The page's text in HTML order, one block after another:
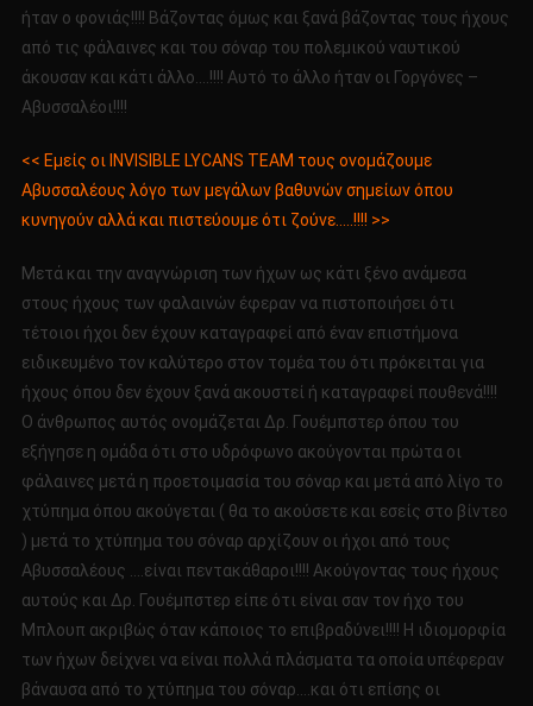
ήταν ο φονιάς!!!! Βάζοντας όμως και ξανά βάζοντας τους ήχους
από τις φάλαινες και του σόναρ του πολεμικού ναυτικού
άκουσαν και κάτι άλλο….!!!! Αυτό το άλλο ήταν οι Γοργόνες –
Αβυσσαλέοι!!!!
<< Εμείς οι ΙNVISIBLE LYCANS TEAM τους ονομάζουμε
Αβυσσαλέους λόγο των μεγάλων βαθυνών σημείων όπου
κυνηγούν αλλά και πιστεύουμε ότι ζούνε…..!!!! >>
Μετά και την αναγνώριση των ήχων ως κάτι ξένο ανάμεσα
στους ήχους των φαλαινών έφεραν να πιστοποιήσει ότι
τέτοιοι ήχοι δεν έχουν καταγραφεί από έναν επιστήμονα
ειδικευμένο τον καλύτερο στον τομέα του ότι πρόκειται για
ήχους όπου δεν έχουν ξανά ακουστεί ή καταγραφεί πουθενά!!!!
Ο άνθρωπος αυτός ονομάζεται Δρ. Γουέμπστερ όπου του
εξήγησε η ομάδα ότι στο υδρόφωνο ακούγονται πρώτα οι
φάλαινες μετά η προετοιμασία του σόναρ και μετά από λίγο το
χτύπημα όπου ακούγεται ( θα το ακούσετε και εσείς στο βίντεο
) μετά το χτύπημα του σόναρ αρχίζουν οι ήχοι από τους
Αβυσσαλέους ….είναι πεντακάθαροι!!!! Ακούγοντας τους ήχους
αυτούς και Δρ. Γουέμπστερ είπε ότι είναι σαν τον ήχο του
Μπλουπ ακριβώς όταν κάποιος το επιβραδύνει!!!! Η ιδιομορφία
των ήχων δείχνει να είναι πολλά πλάσματα τα οποία υπέφεραν
βάναυσα από το χτύπημα του σόναρ….και ότι επίσης οι